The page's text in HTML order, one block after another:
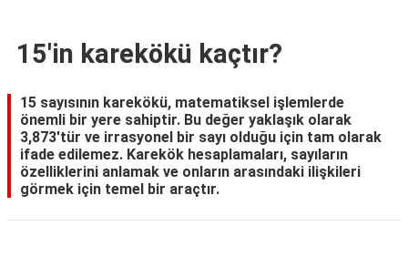
15'in karekökü kaçtır?
15 sayısının karekökü, matematiksel işlemlerde
önemli bir yere sahiptir. Bu değer yaklaşık olarak
3,873'tür ve irrasyonel bir sayı olduğu için tam olarak
ifade edilemez. Karekök hesaplamaları, sayıların
özelliklerini anlamak ve onların arasındaki ilişkileri
görmek için temel bir araçtır.